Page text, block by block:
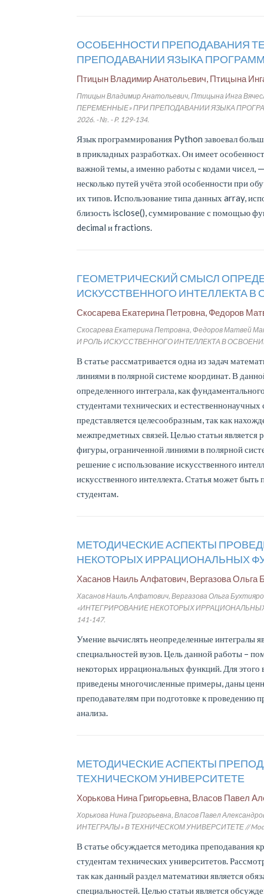
ОСОБЕННОСТИ ПРЕПОДАВАНИЯ
ПРЕПОДАВАНИИ ЯЗЫКА
Птицын Владимир Анатольевич, Птицына
Птицын Владимир Анатольевич, Птицына Инга
ПЕРЕМЕННЫЕ» ПРИ ПРЕПОДАВАНИИ ЯЗЫКА
2026. - №. - P. 129-134.
Язык программирования Python завоевал
в прикладных разработках. Он имеет
важной темы, а именно работы с кодами
несколько путей учёта этой особенности при
их типов. Использование типа данных array,
близость isclose(), суммирование с помощью
decimal и fractions.
ГЕОМЕТРИЧЕСКИЙ СМЫСЛ
ИСКУССТВЕННОГО ИНТЕЛЛЕКТА
Скосарева Екатерина Петровна, Федоров
Скосарева Екатерина Петровна, Федоров
И РОЛЬ ИСКУССТВЕННОГО ИНТЕЛЛЕКТА В ОСВОЕНИИ
В статье рассматривается одна из задач
линиями в полярной системе координат. В
определенного интеграла, как
студентами технических и
представляется целесообразным, так как
межпредметных связей. Целью статьи
фигуры, ограниченной линиями в полярной
решение с использование искусственного
искусственного интеллекта. Статья может
студентам.
МЕТОДИЧЕСКИЕ АСПЕКТЫ
НЕКОТОРЫХ ИРРАЦИОНАЛЬНЫХ
Хасанов Наиль Алфатович, Вергазова Ольга
Хасанов Наиль Алфатович, Вергазова Ольга
«ИНТЕГРИРОВАНИЕ НЕКОТОРЫХ ИРРАЦИОНАЛЬНЫХ
141-147.
Умение вычислять неопределенные интегралы
специальностей вузов. Цель данной работы –
некоторых иррациональных функций. Для
приведены многочисленные примеры, даны
преподавателям при подготовке к проведению
анализа.
МЕТОДИЧЕСКИЕ АСПЕКТЫ
ТЕХНИЧЕСКОМ УНИВЕРСИТЕТЕ
Хорькова Нина Григорьевна, Власов Павел
Хорькова Нина Григорьевна, Власов Павел
ИНТЕГРАЛЫ» В ТЕХНИЧЕСКОМ УНИВЕРСИТЕТЕ // Modern
В статье обсуждается методика преподавания
студентам технических университетов.
так как данный раздел математики является
специальностей. Целью статьи является